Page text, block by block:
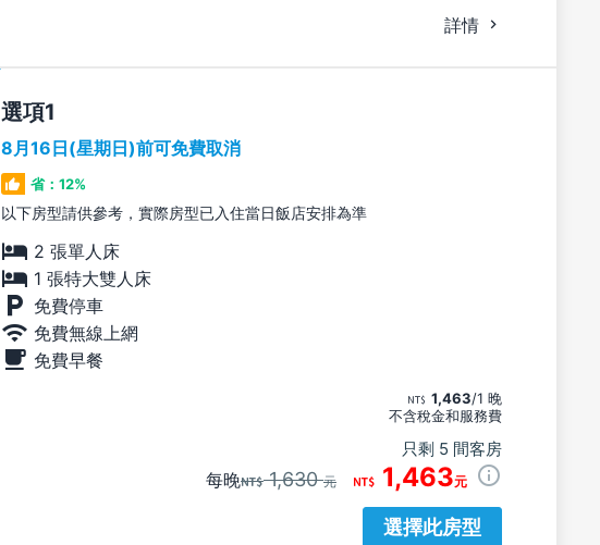
詳情
選項
8月16日(星期日)前可免費取消
省：12%
以下房型請供參考，實際房型已入住當日飯店安排為準
2 張單人床
1 張特大雙人床
免費停車
免費無線上網
免費早餐
1,463/1 晚
不含稅金和服務費
只剩 5 間客房
每晚 1,630元 1,463元
選擇此房型